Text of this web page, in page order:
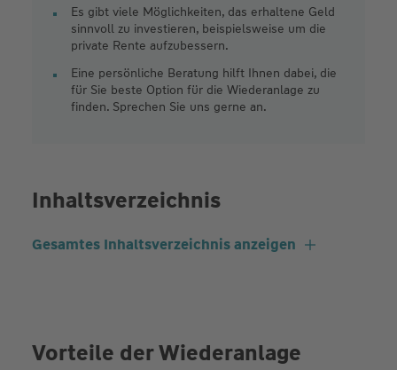
Es gibt viele Möglichkeiten, das erhaltene Geld
sinnvoll zu investieren, beispielsweise um die
private Rente aufzubessern.
Eine persönliche Beratung hilft Ihnen dabei, die
für Sie beste Option für die Wiederanlage zu
finden. Sprechen Sie uns gerne an.
Inhaltsverzeichnis
Gesamtes Inhaltsverzeichnis anzeigen
Vorteile der Wiederanlage